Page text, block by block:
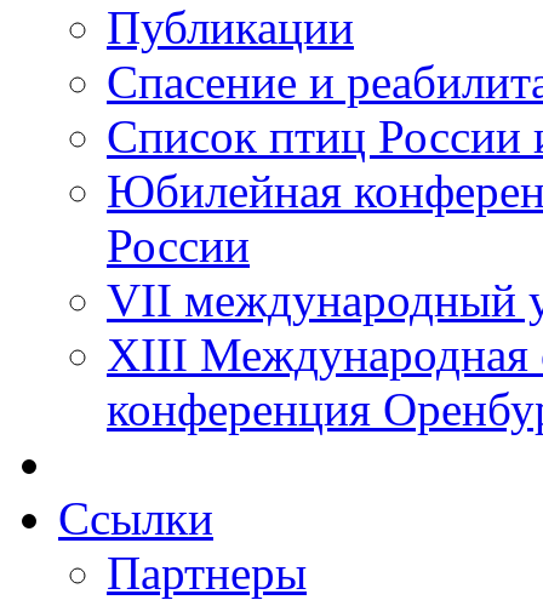
Публикации
Спасение и
Список птиц России
Юбилейная
России
VII международный
XIII Международная
конференция
Ссылки
Партнеры